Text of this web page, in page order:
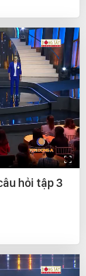
hỏi tập 3